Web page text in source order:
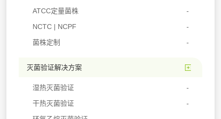
ATCC定量菌株
NCTC | NCPF
菌株定制
灭菌验证解决方案
湿热灭菌验证
干热灭菌验证